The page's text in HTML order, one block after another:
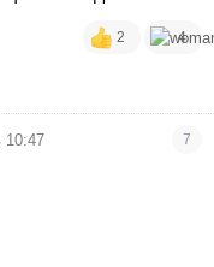
2 4
10:47 7